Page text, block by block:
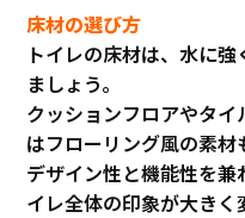
床材の選び方
トイレの床材は、水に
ましょう。
クッションフロアやタ
はフローリング風の素材
デザイン性と機能性を
イレ全体の印象が大きく